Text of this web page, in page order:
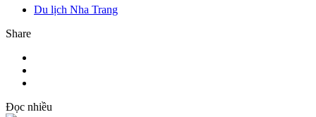
Du lịch Nha Trang
Share
Đọc nhiều